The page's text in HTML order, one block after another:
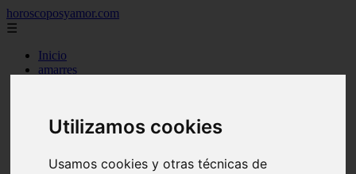
Utilizamos cookies
Usamos cookies y otras técnicas de
horoscoposyamor.com
☰
Inicio
amarres
novedades
seres mitologicos